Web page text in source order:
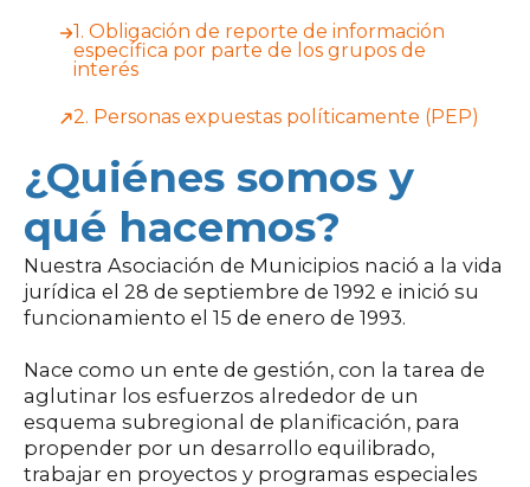
1. Obligación de reporte de información
específica por parte de los grupos de
interés
2. Personas expuestas políticamente (PEP)
¿Quiénes somos y
qué hacemos?
Nuestra Asociación de Municipios nació a la vida
jurídica el 28 de septiembre de 1992 e inició su
funcionamiento el 15 de enero de 1993.
Nace como un ente de gestión, con la tarea de
aglutinar los esfuerzos alrededor de un
esquema subregional de planificación, para
propender por un desarrollo equilibrado,
trabajar en proyectos y programas especiales